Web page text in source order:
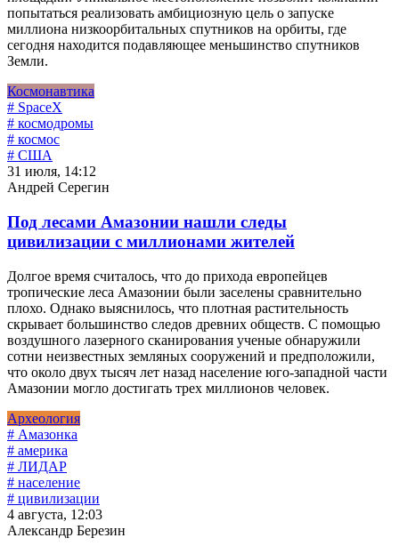
попытаться реализовать амбициозную цель о запуске
миллиона низкоорбитальных спутников на орбиты, где
сегодня находится подавляющее меньшинство спутников
Земли.
Космонавтика
# SpaceX
# космодромы
# космос
# США
31 июля, 14:12
Андрей Серегин
Под лесами Амазонии нашли следы
цивилизации с миллионами жителей
Долгое время считалось, что до прихода европейцев
тропические леса Амазонии были заселены сравнительно
плохо. Однако выяснилось, что плотная растительность
скрывает большинство следов древних обществ. С помощью
воздушного лазерного сканирования ученые обнаружили
сотни неизвестных земляных сооружений и предположили,
что около двух тысяч лет назад население юго-западной части
Амазонии могло достигать трех миллионов человек.
Археология
# Амазонка
# америка
# ЛИДАР
# население
# цивилизации
4 августа, 12:03
Александр Березин